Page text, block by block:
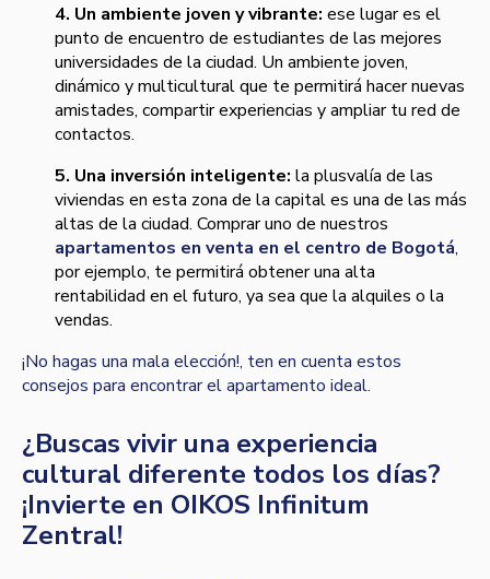
4. Un ambiente joven y vibrante: ese lugar es el
punto de encuentro de estudiantes de las mejores
universidades de la ciudad. Un ambiente joven,
dinámico y multicultural que te permitirá hacer nuevas
amistades, compartir experiencias y ampliar tu red de
contactos.
5. Una inversión inteligente: la plusvalía de las
viviendas en esta zona de la capital es una de las más
altas de la ciudad. Comprar uno de nuestros
apartamentos en venta en el centro de Bogotá,
por ejemplo, te permitirá obtener una alta
rentabilidad en el futuro, ya sea que la alquiles o la
vendas.
¡No hagas una mala elección!, ten en cuenta estos
consejos para encontrar el apartamento ideal.
¿Buscas vivir una experiencia
cultural diferente todos los días?
¡Invierte en OIKOS Infinitum
Zentral!